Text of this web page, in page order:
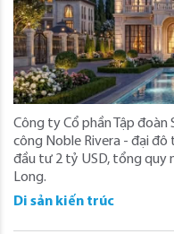
Công ty Cổ phần Tập đoàn
công Noble Rivera - đại đô
đầu tư 2 tỷ USD, tổng quy
Long.
Di sản kiến trúc